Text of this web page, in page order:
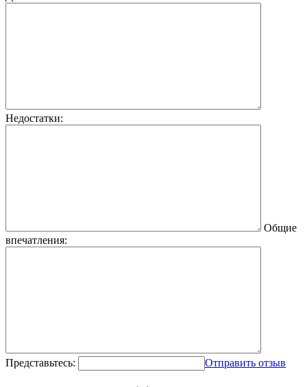
Недостатки:
Общие
впечатления:
Представьтесь: Отправить отзыв